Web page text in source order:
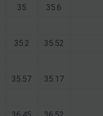
35
35.6
35.2
35.52
35.57
35.17